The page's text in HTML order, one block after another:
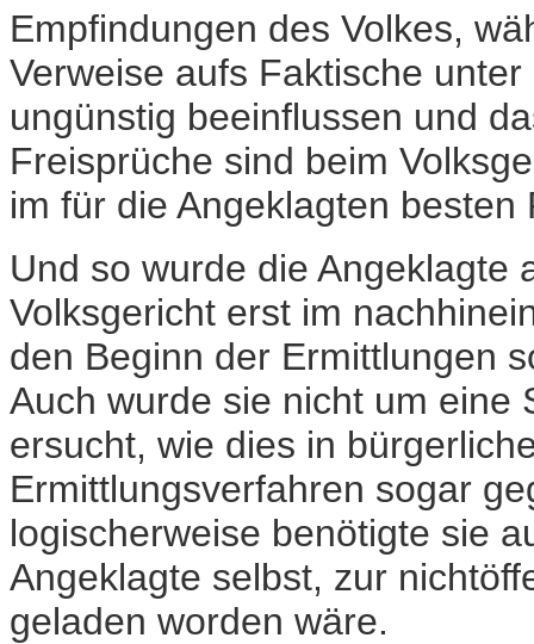
Empfindungen des Volkes,
Verweise aufs Faktische
ungünstig beeinflussen und
Freisprüche sind beim
im für die Angeklagten
Und so wurde die Angeklagte
Volksgericht erst im
den Beginn der Ermittlungen
Auch wurde sie nicht um eine
ersucht, wie dies in
Ermittlungsverfahren sogar
logischerweise benötigte sie
Angeklagte selbst, zur
geladen worden wäre.